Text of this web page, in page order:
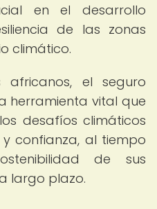
en el desarrollo
de las zonas
climático.
africanos, el seguro
herramienta vital que
desafíos climáticos
confianza, al tiempo
de sus
largo plazo.